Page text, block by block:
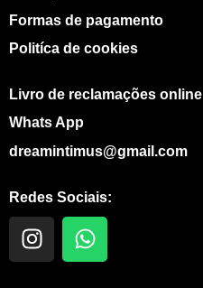
Formas de pagamento
Politíca de cookies
Livro de reclamações online
Whats App
dreamintimus@gmail.com
Redes Sociais:
I
n
W
h